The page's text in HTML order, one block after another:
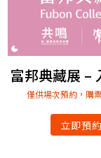
富邦典藏展 –
僅供場次預約，購
立即預約